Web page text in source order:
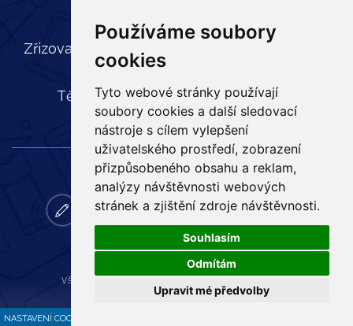
Používáme soubory
cookies
Tyto webové stránky používají
soubory cookies a další sledovací
nástroje s cílem vylepšení
uživatelského prostředí, zobrazení
přizpůsobeného obsahu a reklam,
analýzy návštěvnosti webových
stránek a zjištění zdroje návštěvnosti.
Souhlasím
Odmítám
Upravit mé předvolby
NASTAVENÍ COOKIES
Zřizovatel: Statutární město Ostrava, Městský
obvod Slezská Ostrava,
Těšínská 35, 710 16 Slezská Ostrava
zapisy email bakalar online
vyuka
ke
stazeni
facebook
Všechna práva vyhrazena
Tvorba a provoz webu:ISSA CZECH